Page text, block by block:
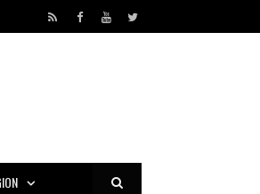
RSS Facebook
YouTube
Twitter